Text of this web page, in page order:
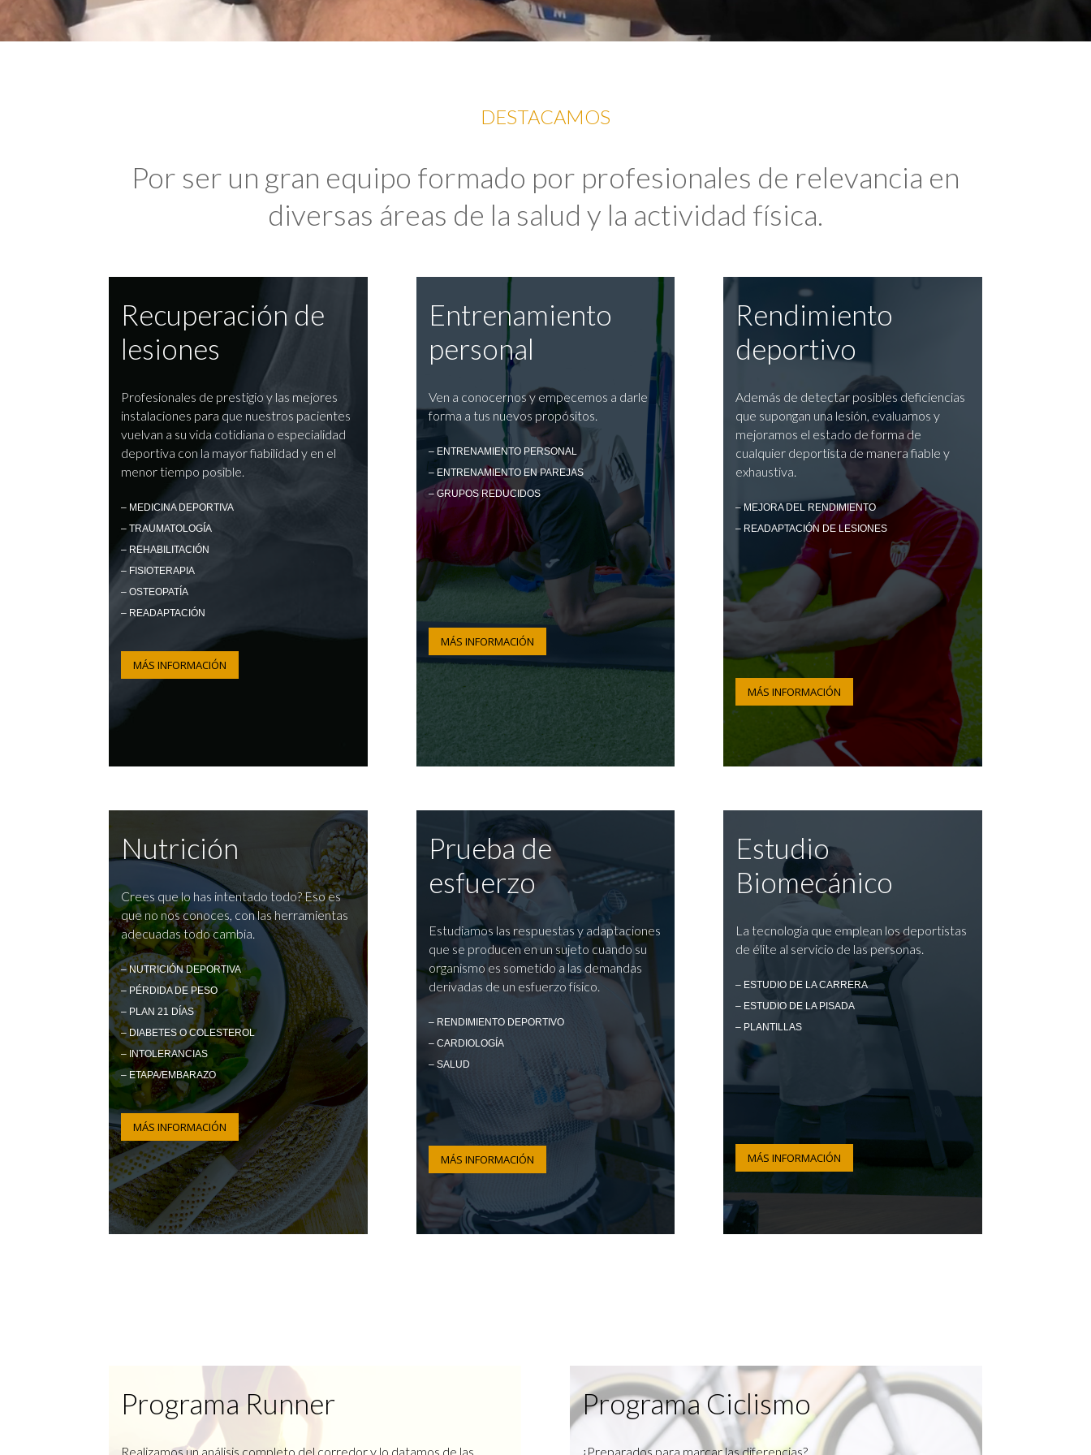
DESTACAMOS
Por ser un gran equipo formado por profesionales de relevancia en
diversas áreas de la salud y la actividad física.
Recuperación de
lesiones
Profesionales de prestigio y las mejores
instalaciones para que nuestros pacientes
vuelvan a su vida cotidiana o especialidad
deportiva con la mayor fiabilidad y en el
menor tiempo posible.
– MEDICINA DEPORTIVA
– TRAUMATOLOGÍA
– REHABILITACIÓN
– FISIOTERAPIA
– OSTEOPATÍA
– READAPTACIÓN
MÁS INFORMACIÓN
Entrenamiento
personal
Ven a conocernos y empecemos a darle
forma a tus nuevos propósitos.
– ENTRENAMIENTO PERSONAL
– ENTRENAMIENTO EN PAREJAS
– GRUPOS REDUCIDOS
MÁS INFORMACIÓN
Rendimiento
deportivo
Además de detectar posibles deficiencias
que supongan una lesión, evaluamos y
mejoramos el estado de forma de
cualquier deportista de manera fiable y
exhaustiva.
– MEJORA DEL RENDIMIENTO
– READAPTACIÓN DE LESIONES
MÁS INFORMACIÓN
Nutrición
Crees que lo has intentado todo? Eso es
que no nos conoces, con las herramientas
adecuadas todo cambia.
– NUTRICIÓN DEPORTIVA
– PÉRDIDA DE PESO
– PLAN 21 DÍAS
– DIABETES O COLESTEROL
– INTOLERANCIAS
– ETAPA/EMBARAZO
MÁS INFORMACIÓN
Prueba de
esfuerzo
Estudiamos las respuestas y adaptaciones
que se producen en un sujeto cuando su
organismo es sometido a las demandas
derivadas de un esfuerzo físico.
– RENDIMIENTO DEPORTIVO
– CARDIOLOGÍA
– SALUD
MÁS INFORMACIÓN
Estudio
Biomecánico
La tecnología que emplean los deportistas
de élite al servicio de las personas.
– ESTUDIO DE LA CARRERA
– ESTUDIO DE LA PISADA
– PLANTILLAS
MÁS INFORMACIÓN
Programa Runner
Realizamos un análisis completo del corredor y lo datamos de las
Programa Ciclismo
¿Preparados para marcar las diferencias?